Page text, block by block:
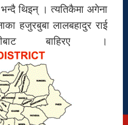
थिइन् । त्यतिकैमा अगेना
हजुरबुबा लालबहादुर राई
बाहिरए ।